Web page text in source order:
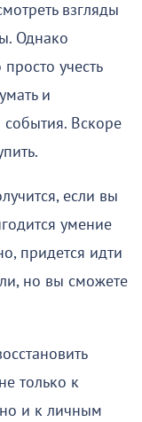
взгляды
Однако
учесть
и
события. Вскоре
если вы
умение
придется идти
но вы сможете
только к
и к личным